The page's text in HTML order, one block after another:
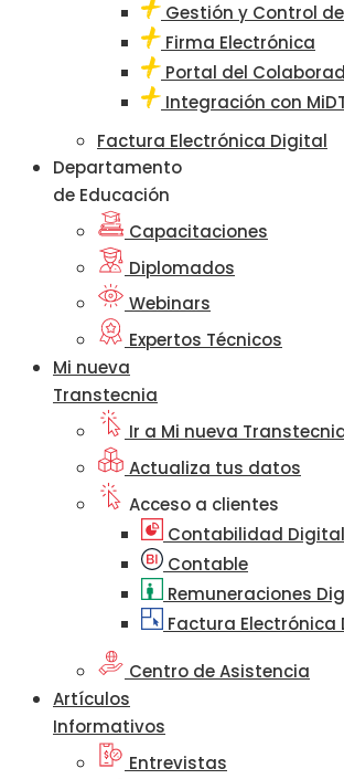
Gestión y Control
Firma Electrónica
Portal del
Integración con
Factura Electrónica Digital
Departamento
de Educación
Capacitaciones
Diplomados
Webinars
Expertos Técnicos
Mi nueva
Transtecnia
Ir a Mi nueva
Actualiza tus datos
Acceso a clientes
Contabilidad Digital
Contable
Remuneraciones
Factura Electrónica
Centro de Asistencia
Artículos
Informativos
Entrevistas